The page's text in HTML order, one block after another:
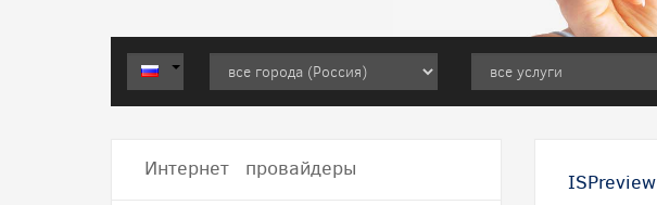
ISPreview
Интернет провайдеры